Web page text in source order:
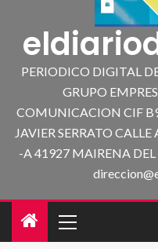
PERIODICO DIGITAL
GRUPO
COMUNICACION CIF
JAVIER SERRATO
-A 41927 MAIRENA